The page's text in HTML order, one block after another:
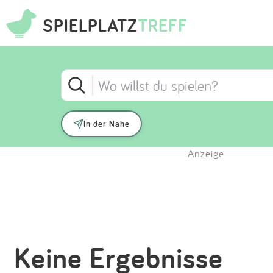
SPIELPLATZTREFF
In der Nähe
Anzeige
Keine Ergebnisse